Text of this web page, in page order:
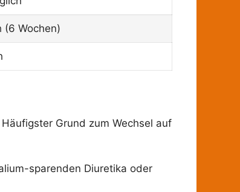
(6 Wochen)
Grund zum Wechsel auf
sparenden Diuretika oder